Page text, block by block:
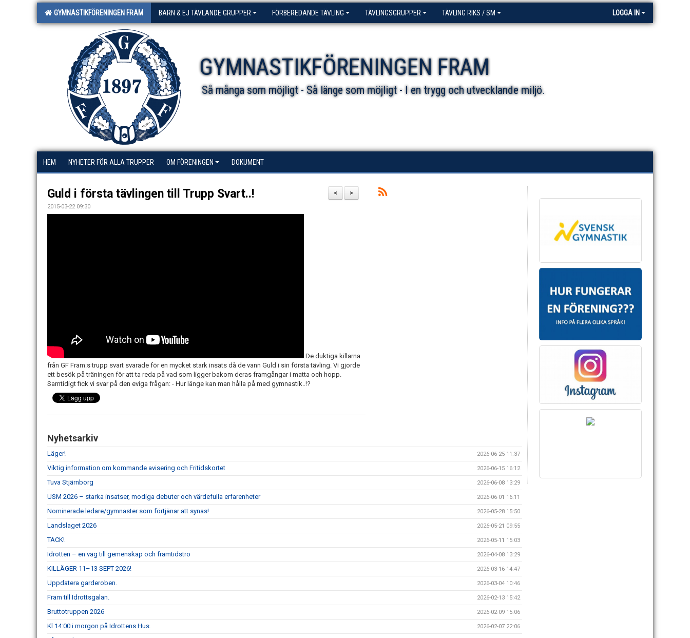
GYMNASTIKFÖRENINGEN FRAM BARN & EJ TÄVLANDE GRUPPER FÖRBEREDANDE TÄVLING TÄVLINGSGRUPPER TÄVLING RIKS / SM LOGGA IN
GYMNASTIKFÖRENINGEN FRAM
Så många som möjligt - Så länge som möjligt - I en trygg och utvecklande miljö.
HEM NYHETER FÖR ALLA TRUPPER OM FÖRENINGEN DOKUMENT
>
<
Guld i första tävlingen till Trupp Svart..!
2015-03-22 09:30
De duktiga killarna
från GF Fram:s trupp svart svarade för en mycket stark insats då de vann Guld i sin första tävling. Vi gjorde
ett besök på träningen för att ta reda på vad som ligger bakom deras framgångar i matta och hopp.
Samtidigt fick vi svar på den eviga frågan: - Hur länge kan man hålla på med gymnastik..!?
Nyhetsarkiv
Läger! 2026-06-25 11:37
Viktig information om kommande avisering och Fritidskortet 2026-06-15 16:12
Tuva Stjärnborg 2026-06-08 13:29
USM 2026 – starka insatser, modiga debuter och värdefulla erfarenheter 2026-06-01 16:11
Nominerade ledare/gymnaster som förtjänar att synas! 2026-05-28 15:50
Landslaget 2026 2026-05-21 09:55
TACK! 2026-05-11 15:03
Idrotten – en väg till gemenskap och framtidstro 2026-04-08 13:29
KILLÄGER 11–13 SEPT 2026! 2026-03-16 14:47
Uppdatera garderoben. 2026-03-04 10:46
Fram till Idrottsgalan. 2026-02-13 15:42
Bruttotruppen 2026 2026-02-09 15:06
Kl 14:00 i morgon på Idrottens Hus. 2026-02-07 22:06